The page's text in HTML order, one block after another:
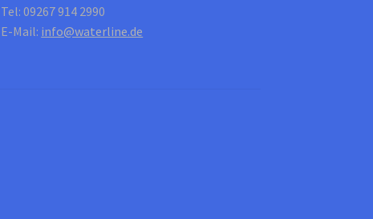
Tel: 09267 914 2990
E-Mail: info@waterline.de